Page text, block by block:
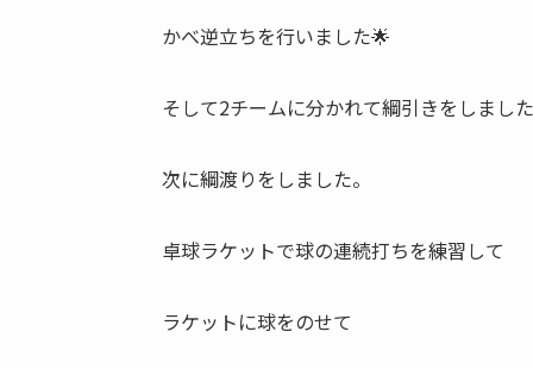
かべ逆立ちを行いました🌟
そして2チームに分かれて綱引きをしました
次に綱渡りをしました。
卓球ラケットで球の連続打ちを練習して
ラケットに球をのせて